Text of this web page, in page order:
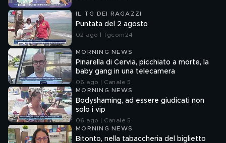
IL TG DEI RAGAZZI
Puntata del 2 agosto
02 ago | Tgcom24
MORNING NEWS
Pinarella di Cervia, picchiato a morte, la
baby gang in una telecamera
06 ago | Canale 5
MORNING NEWS
Bodyshaming, ad essere giudicati non
solo i vip
06 ago | Canale 5
MORNING NEWS
Bitonto, nella tabaccheria del biglietto